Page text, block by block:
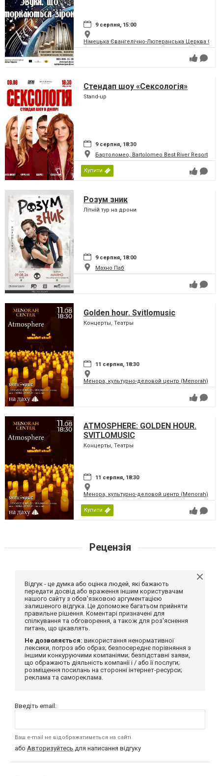
9 серпня, 15:00
Німецька Євангелічно-Лютеранська Церква
Стендап шоу «Сексологія»
Stand-up
9 серпня, 18:30
Бартоломео, Bartolomeo Best River Resort
Купити
Розум зник
Літній тур на дрони
9 серпня, 18:00
Махно Паб
Golden hour. Svitlomusic
Концерты, Театры
11 серпня, 18:30
Менора, культурно-деловой центр (Menorah)
ATMOSPHERE: GOLDEN HOUR.
SVITLOMUSIC
Концерты, Театры
11 серпня, 18:30
Менора, культурно-деловой центр (Menorah)
Купити
Рецензія
Відгук - це думка або оцінка людей, які бажають
передати досвід або враження іншим користувачам
нашого сайту з обов'язковою аргументацією
залишеного відгука. Це допоможе багатьом прийняти
правильне рішення. Коментарі призначені для
спілкування та обговорення, а також для роз'яснення
питань, що цікавлять.
Не дозволяється: використання ненормативної
лексики, погроз або образ; безпосереднє порівняння з
іншими конкуруючими компаніями; безпідставні заяви,
що ображають діяльність компанії і / або її послуги;
розміщення посилань на сторонні інтернет-ресурси;
реклама та самореклама.
Введіть email:
Ваш e-mail не відображатиметься на сайті
або Авторизуйтесь для написання відгуку